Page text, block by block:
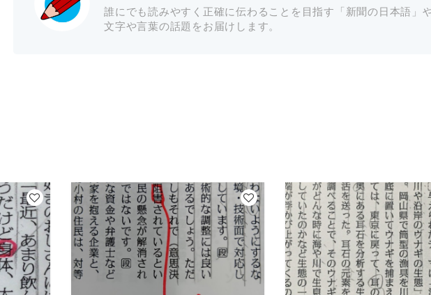
誰にでも読みやすく正確に伝わることを目指す「新聞の日本語」
文字や言葉の話題をお届けします。